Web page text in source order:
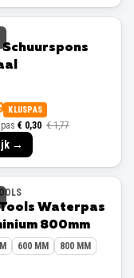
Schuurspons
KLUSPAS
€ 0,30 € 1,77
→
Waterpas
800mm
600 MM 800 MM